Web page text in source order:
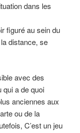
dans les
figuré au sein du
distance, se
avec des
qui a de quoi
anciennes aux
ou de la
C’est un jeu